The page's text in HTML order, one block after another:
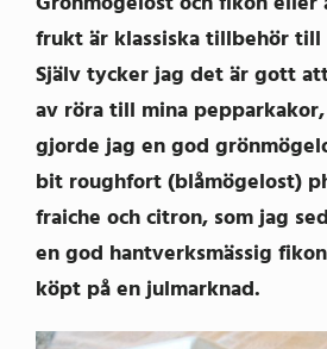
frukt är klassiska tillbehör
Själv tycker jag det är gott
av röra till mina
gjorde jag en god
bit roughfort (blåmögelost)
fraiche och citron, som jag
en god hantverksmässig
köpt på en julmarknad.